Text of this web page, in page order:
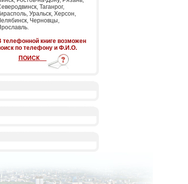
Таганрог,
Уральск, Херсон,
Черновцы,
телефонной книге возможен
по телефону и Ф.И.О.
ПОИСК